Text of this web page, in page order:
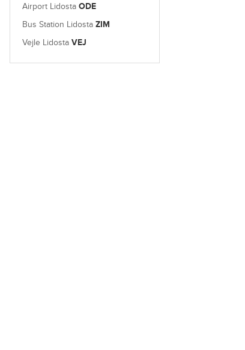
Airport Lidosta ODE
Bus Station Lidosta ZIM
Vejle Lidosta VEJ